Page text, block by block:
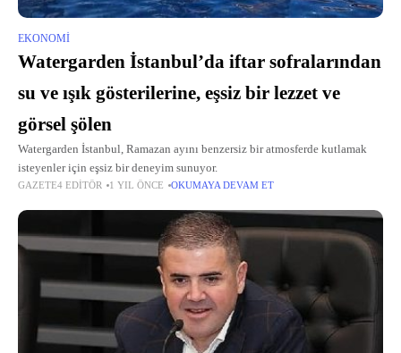
EKONOMI
Watergarden İstanbul’da iftar sofralarından
su ve ışık gösterilerine, eşsiz bir lezzet ve
görsel şölen
Watergarden İstanbul, Ramazan ayını benzersiz bir atmosferde kutlamak
isteyenler için eşsiz bir deneyim sunuyor.
GAZETE4 EDITÖR 1 YIL ÖNCE OKUMAYA DEVAM ET